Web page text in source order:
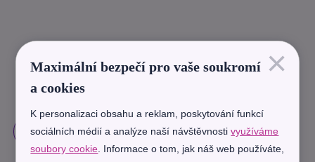
×
Maximální bezpečí pro vaše soukromí
a cookies
K personalizaci obsahu a reklam, poskytování funkcí
sociálních médií a analýze naší návštěvnostivyužíváme
soubory cookie . Informace o tom, jak náš web používáte,